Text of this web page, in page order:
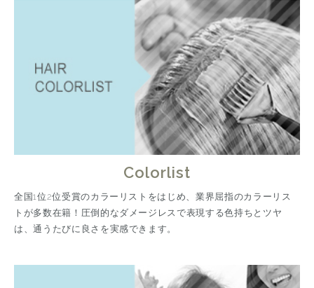
Colorlist
全国1位2位受賞のカラーリストをはじめ、業界屈指のカラーリス
トが多数在籍！圧倒的なダメージレスで表現する色持ちとツヤ
は、通うたびに良さを実感できます。